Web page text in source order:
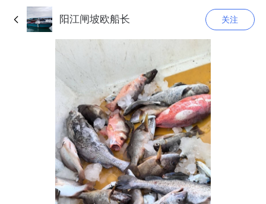
阳江闸坡欧船长 关注